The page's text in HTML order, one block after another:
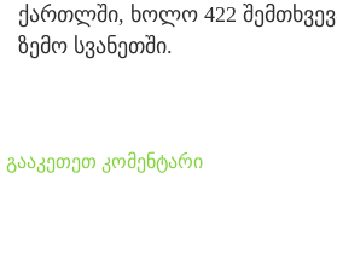
ქართლში, ხოლო 422
ზემო სვანეთში.
გააკეთეთ კომენტარი